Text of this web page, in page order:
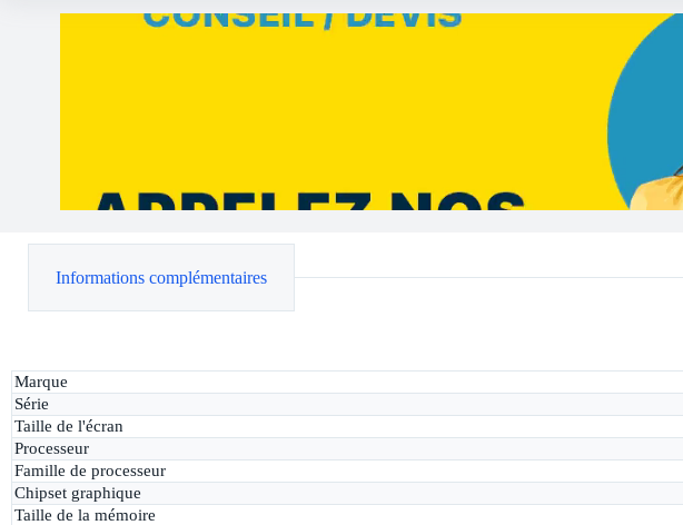
Informations complémentaires
Marque
Série
Taille de l'écran
Processeur
Famille de processeur
Chipset graphique
Taille de la mémoire